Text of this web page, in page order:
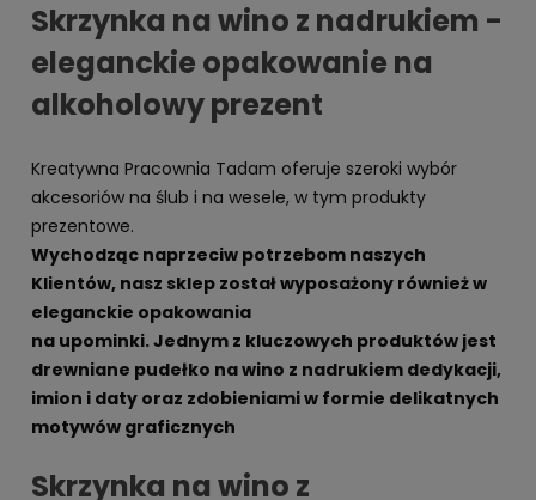
Skrzynka na wino z nadrukiem -
eleganckie opakowanie na
alkoholowy prezent
Kreatywna Pracownia Tadam oferuje szeroki wybór
akcesoriów na ślub i na wesele, w tym produkty
prezentowe.
Wychodząc naprzeciw potrzebom naszych
Klientów, nasz sklep został wyposażony również w
eleganckie opakowania
na upominki. Jednym z kluczowych produktów jest
drewniane pudełko na wino z nadrukiem dedykacji,
imion i daty oraz zdobieniami w formie delikatnych
motywów graficznych
Skrzynka na wino z